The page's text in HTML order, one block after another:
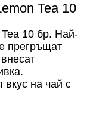
Tea 10
10 бр. Най-
прегръщат
вкус на чай с